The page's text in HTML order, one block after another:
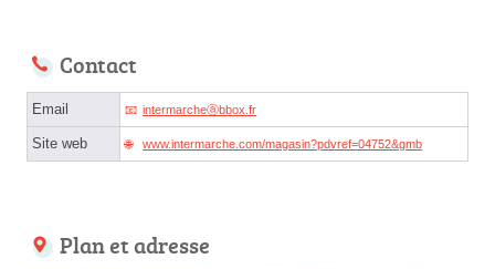
Contact
Email intermarcheⓐbbox.fr
Site web www.intermarche.com/magasin?pdvref=04752&gmb
Plan et adresse